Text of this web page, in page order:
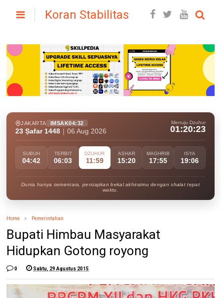
Koran Stabilitas
JAKARTA IMSAK04:32
23 Ṣafar 1448 06 Aug 2026
Menuju Dzuhur
01:20:22
SUBUH
04:42
TERBIT
06:03
DZUHUR
11:59
ASHAR
15:20
MAGHRIB
17:55
ISYA
19:06
Dunia hanya sementara, persiapkan bekal akhiratmu dengan shalat tepat
waktu.
Home Pemerintahan
Bupati Himbau Masyarakat
Hidupkan Gotong royong
0 Sabtu, 29 Agustus 2015